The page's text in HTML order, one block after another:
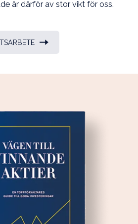
är därför av stor vikt för oss.